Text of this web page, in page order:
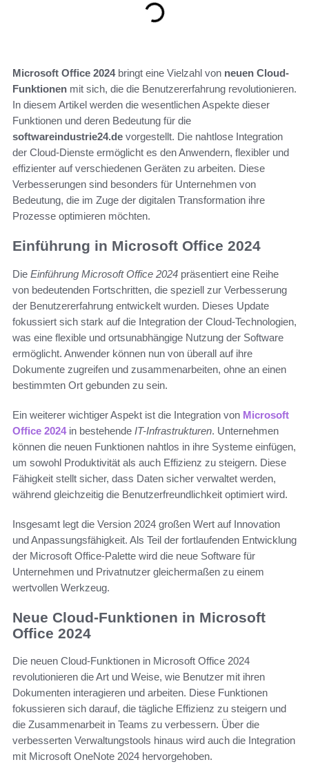
Microsoft Office 2024bringt eine Vielzahl von neuen Cloud-
Funktionen mit sich, die die Benutzererfahrung revolutionieren.
In diesem Artikel werden die wesentlichen Aspekte dieser
Funktionen und deren Bedeutung für die
softwareindustrie24.de vorgestellt. Die nahtlose Integration
der Cloud-Dienste ermöglicht es den Anwendern, flexibler und
effizienter auf verschiedenen Geräten zu arbeiten. Diese
Verbesserungen sind besonders für Unternehmen von
Bedeutung, die im Zuge der digitalen Transformation ihre
Prozesse optimieren möchten.
Einführung in Microsoft Office 2024
Die Einführung Microsoft Office 2024 präsentiert eine Reihe
von bedeutenden Fortschritten, die speziell zur Verbesserung
der Benutzererfahrung entwickelt wurden. Dieses Update
fokussiert sich stark auf die Integration der Cloud-Technologien,
was eine flexible und ortsunabhängige Nutzung der Software
ermöglicht. Anwender können nun von überall auf ihre
Dokumente zugreifen und zusammenarbeiten, ohne an einen
bestimmten Ort gebunden zu sein.
Ein weiterer wichtiger Aspekt ist die Integration von Microsoft
Office 2024in bestehende IT-Infrastrukturen. Unternehmen
können die neuen Funktionen nahtlos in ihre Systeme einfügen,
um sowohl Produktivität als auch Effizienz zu steigern. Diese
Fähigkeit stellt sicher, dass Daten sicher verwaltet werden,
während gleichzeitig die Benutzerfreundlichkeit optimiert wird.
Insgesamt legt die Version 2024 großen Wert auf Innovation
und Anpassungsfähigkeit. Als Teil der fortlaufenden Entwicklung
der Microsoft Office-Palette wird die neue Software für
Unternehmen und Privatnutzer gleichermaßen zu einem
wertvollen Werkzeug.
Neue Cloud-Funktionen in Microsoft
Office 2024
Die neuen Cloud-Funktionen in Microsoft Office 2024
revolutionieren die Art und Weise, wie Benutzer mit ihren
Dokumenten interagieren und arbeiten. Diese Funktionen
fokussieren sich darauf, die tägliche Effizienz zu steigern und
die Zusammenarbeit in Teams zu verbessern. Über die
verbesserten Verwaltungstools hinaus wird auch die Integration
mit Microsoft OneNote 2024 hervorgehoben.